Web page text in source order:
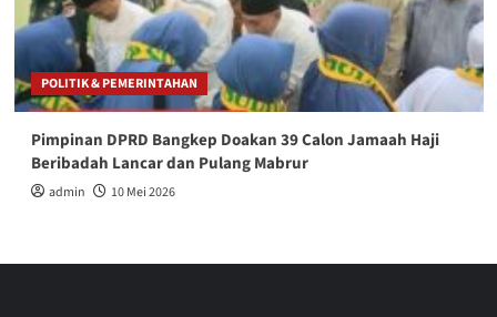
POLITIK & PEMERINTAHAN
Pimpinan DPRD Bangkep Doakan 39 Calon Jamaah Haji
Beribadah Lancar dan Pulang Mabrur
admin 10 Mei 2026